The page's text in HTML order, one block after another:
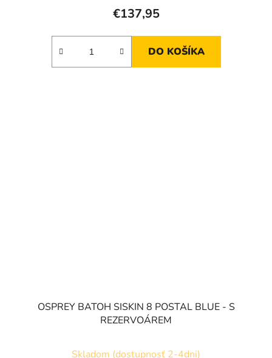
€137,95
DO KOŠÍKA
OSPREY BATOH SISKIN 8 POSTAL BLUE - S
REZERVOÁREM
Skladom (dostupnosť 2-4dni)